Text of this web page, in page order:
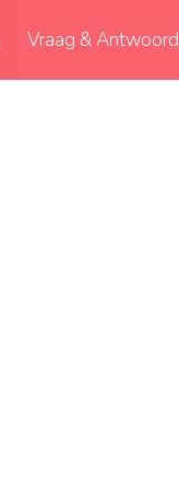
Vraag & Antwoord